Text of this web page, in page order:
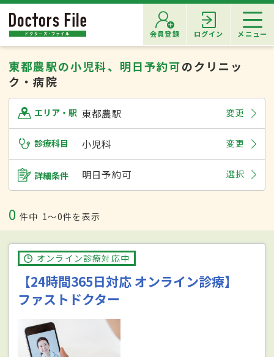
会員登録 ログイン メニュー
東都農駅の小児科、明日予約可のクリニッ
ク・病院
エリア・駅 東都農駅 変更
診療科目 小児科 変更
詳細条件 明日予約可 選択
0 件中 1〜0件を表示
オンライン診療対応中
【24時間365日対応 オンライン診療】
ファストドクター